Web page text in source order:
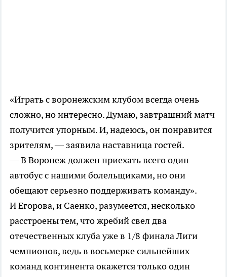
«Играть с воронежским клубом всегда очень
сложно, но интересно. Думаю, завтрашний матч
получится упорным. И, надеюсь, он понравится
зрителям, — заявила наставница гостей.
— В Воронеж должен приехать всего один
автобус с нашими болельщиками, но они
обещают серьезно поддерживать команду».
И Егорова, и Саенко, разумеется, несколько
расстроены тем, что жребий свел два
отечественных клуба уже в 1/8 финала Лиги
чемпионов, ведь в восьмерке сильнейших
команд континента окажется только один